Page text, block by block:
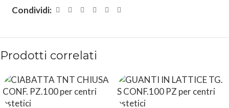
Condividi:
Prodotti correlati